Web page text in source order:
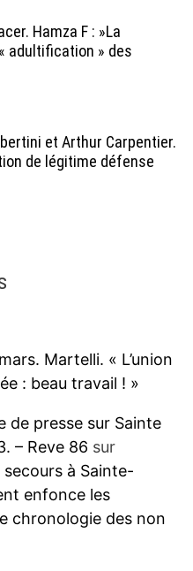
Hamza F : »La
adultification » des
et Arthur Carpentier.
de légitime défense
Martelli. « L’union
: beau travail ! »
de presse sur Sainte
– Reve 86 sur
à Sainte-
enfonce les
chronologie des non